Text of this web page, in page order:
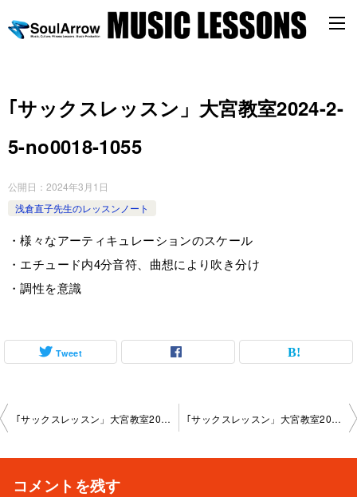
｢サックスレッスン」大宮教室2024-2-
5-­no0018-­1055
公開日： 2024年3月1日
浅倉直子先生のレッスンノート
・様々なアーティキュレーションのスケール
・エチュード内4分音符、曲想により吹き分け
・調性を意識
Tweet
投
｢サックスレッスン」大宮教室2024-1-26-­no0018-­1055 ｢サックスレッスン」大宮教室2024-2-26-­no0018-­1055
コメントを残す